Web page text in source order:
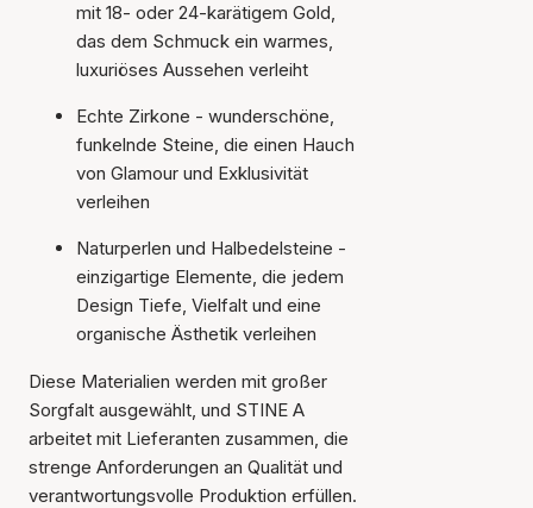
mit 18- oder 24-karätigem Gold,
das dem Schmuck ein warmes,
luxuriöses Aussehen verleiht
Echte Zirkone - wunderschöne,
funkelnde Steine, die einen Hauch
von Glamour und Exklusivität
verleihen
Naturperlen und Halbedelsteine -
einzigartige Elemente, die jedem
Design Tiefe, Vielfalt und eine
organische Ästhetik verleihen
Diese Materialien werden mit großer
Sorgfalt ausgewählt, und STINE A
arbeitet mit Lieferanten zusammen, die
strenge Anforderungen an Qualität und
verantwortungsvolle Produktion erfüllen.